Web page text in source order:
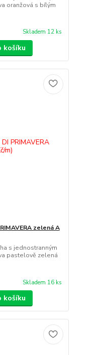
oranžová s bílým
Skladem 12 ks
košíku
zelená A
s jednostranným
pastelově zelená
Skladem 16 ks
košíku